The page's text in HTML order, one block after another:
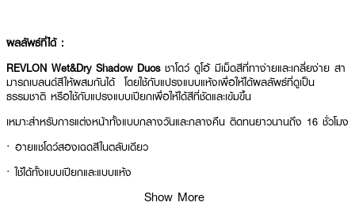
ผลลัพธ์ที่ได้ :
REVLON Wet&Dry Shadow Duos ชาโดว์ ดูโอ้ มีเม็ดสีที่ทาง่ายและเกลี่ยง่าย สา
มารถเบลนด์สีให้ผสมกันได้ โดยใช้กับแปรงแบบแห้งเพื่อให้ได้ผลลัพธ์ที่ดูเป็น
ธรรมชาติ หรือใช้กับแปรงแบบเปียกเพื่อให้ได้สีที่ชัดและเข้มขึ้น
เหมาะสำหรับการแต่งหน้าทั้งแบบกลางวันและกลางคืน ติดทนยาวนานถึง 16 ชั่วโมง
· อายแชโดว์สองเฉดสีในตลับเดียว
·ใช้ได้ทั้งแบบเปียกและแบบแห้ง
Show More